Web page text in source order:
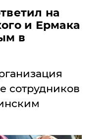
Харьков
Днепр
Львов
на
и Ермака
в
сотрудников